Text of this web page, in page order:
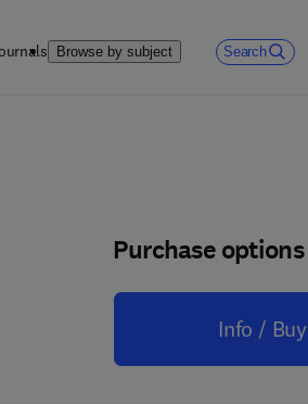
Browse by subject Search
Purchase options
Info / Buy